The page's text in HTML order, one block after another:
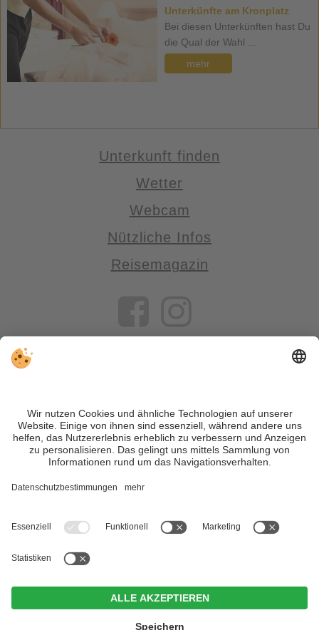
Unterkünfte am Kronplatz
Bei diesen Unterkünften hast Du
die Qual der Wahl ...
mehr
Zin Park | alpine suites & spa
Unterkunft finden
Wetter
Webcam
Nützliche Infos
Reisemagazin
VIVOSüdtirol ist das Reiseportal für alle, die Südtirol nicht nur
besuchen, sondern wirklich erleben wollen – inklusive Tipps,
tollen Unterkünften und Angeboten.
Trotz genauer Arbeit und ständigem Aktualisieren der Inhalte,
Informieren Sie sich sicherheitshalber nochmals beim
Einstellungen | MwSt.-Nr. IT02365710215